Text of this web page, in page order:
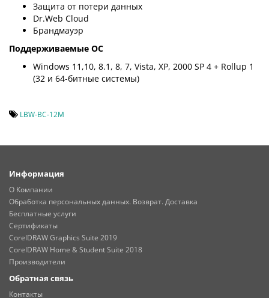
Защита от потери данных
Dr.Web Cloud
Брандмауэр
Поддерживаемые ОС
Windows 11,10, 8.1, 8, 7, Vista, XP, 2000 SP 4 + Rollup 1
(32 и 64-битные системы)
LBW-BC-12M
Информация
О Компании
Обработка персональных данных. Возврат. Доставка
Бесплатные услуги
Сертификаты
CorelDRAW Graphics Suite 2019
CorelDRAW Home & Student Suite 2018
Производители
Обратная связь
Контакты